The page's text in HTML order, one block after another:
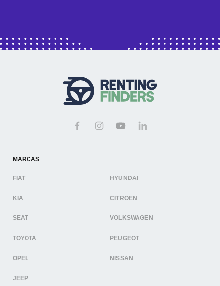
MARCAS
FIAT HYUNDAI
KIA CITROËN
SEAT VOLKSWAGEN
TOYOTA PEUGEOT
OPEL NISSAN
JEEP